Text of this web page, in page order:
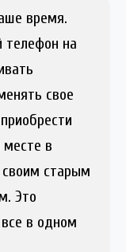
время.
телефон на
свое
в
своим старым
Это
в одном